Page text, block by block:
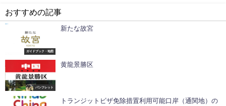
おすすめの記事
ガイドブック・地図
新たな故宮
パンフレット
黄龍景勝区
トランジットビザ免除措置利用可能口岸（通関地）の